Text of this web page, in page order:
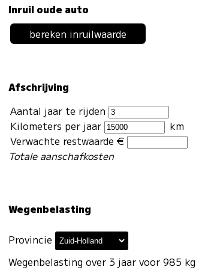
Inruil oude auto
bereken inruilwaarde
Afschrijving
Aantal jaar te rijden
Kilometers per jaar
km
Verwachte restwaarde €
Totale aanschafkosten
Wegenbelasting
Provincie
Wegenbelasting over 3 jaar voor 985 kg